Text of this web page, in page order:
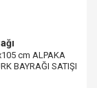
cm ALPAKA
BAYRAĞI SATIŞI